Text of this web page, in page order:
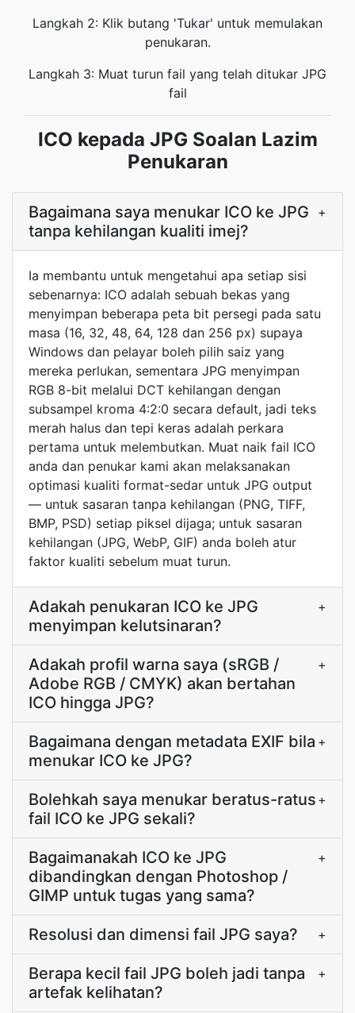
Langkah 2: Klik butang 'Tukar' untuk memulakan
penukaran.
Langkah 3: Muat turun fail yang telah ditukar JPG
fail
ICO kepada JPG Soalan Lazim
Penukaran
Bagaimana saya menukar ICO ke JPG
tanpa kehilangan kualiti imej?
+
Ia membantu untuk mengetahui apa setiap sisi
sebenarnya: ICO adalah sebuah bekas yang
menyimpan beberapa peta bit persegi pada satu
masa (16, 32, 48, 64, 128 dan 256 px) supaya
Windows dan pelayar boleh pilih saiz yang
mereka perlukan, sementara JPG menyimpan
RGB 8-bit melalui DCT kehilangan dengan
subsampel kroma 4:2:0 secara default, jadi teks
merah halus dan tepi keras adalah perkara
pertama untuk melembutkan. Muat naik fail ICO
anda dan penukar kami akan melaksanakan
optimasi kualiti format-sedar untuk JPG output
— untuk sasaran tanpa kehilangan (PNG, TIFF,
BMP, PSD) setiap piksel dijaga; untuk sasaran
kehilangan (JPG, WebP, GIF) anda boleh atur
faktor kualiti sebelum muat turun.
Adakah penukaran ICO ke JPG
menyimpan kelutsinaran?
+
Adakah profil warna saya (sRGB /
Adobe RGB / CMYK) akan bertahan
ICO hingga JPG?
+
Bagaimana dengan metadata EXIF bila
menukar ICO ke JPG?
+
Bolehkah saya menukar beratus-ratus
fail ICO ke JPG sekali?
+
Bagaimanakah ICO ke JPG
dibandingkan dengan Photoshop /
GIMP untuk tugas yang sama?
+
Resolusi dan dimensi fail JPG saya? +
Berapa kecil fail JPG boleh jadi tanpa
artefak kelihatan?
+